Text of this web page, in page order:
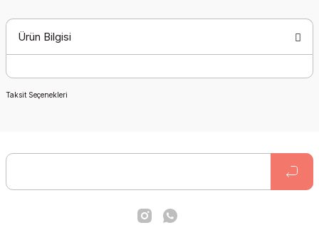
Ürün Bilgisi
Taksit Seçenekleri